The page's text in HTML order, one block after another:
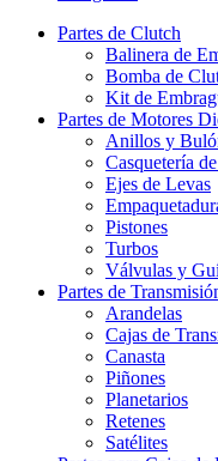
Partes de Clutch
Balinera de
Bomba de
Kit de
Partes de Motores
Anillos y
Casquetería
Ejes de Levas
Pistones
Turbos
Válvulas y
Partes de
Arandelas
Cajas de
Canasta
Piñones
Planetarios
Retenes
Satélites